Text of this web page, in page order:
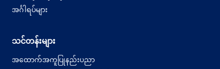
အင်္ဂါရပ်များ
သင်တန်းများ
အထောက်အကူပြုနည်းပညာ